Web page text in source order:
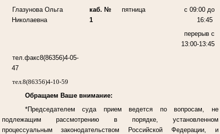
Глазунова Ольга
Николаевна
каб. №
1
пятница
с 09:00 до
16:45
перерыв с
13:00-13:45
тел.факс8(86356)4-05-
47
тел.8(86356)4-10-59
Обращаем Ваше внимание:
*Председателем суда прием ведется по вопросам, не
подлежащим рассмотрению в порядке, установленном
процессуальным законодательством Российской Федерации, и